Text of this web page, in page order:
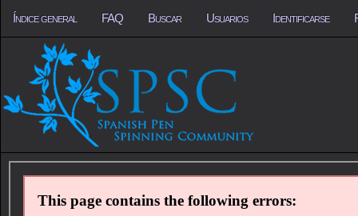
Índice general FAQ Buscar Usuarios Identificarse